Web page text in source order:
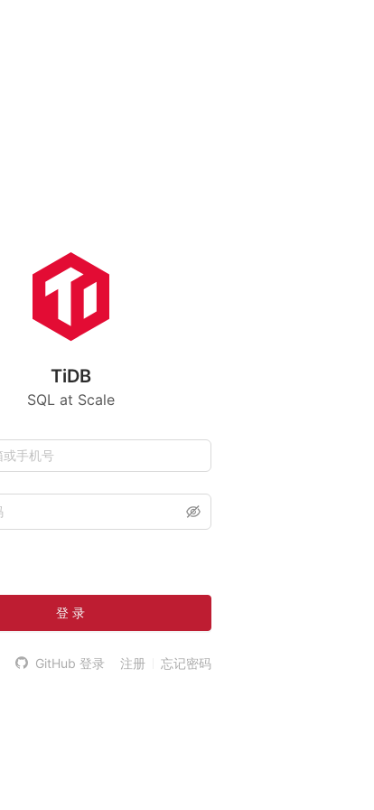
TiDB
SQL at Scale
登 录
GitHub 登录 注册 忘记密码